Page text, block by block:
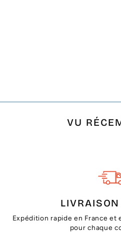
VU
Expédition rapide en France et
pour chaque